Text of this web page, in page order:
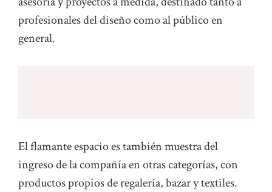
profesionales del diseño como al público en
general.
El flamante espacio es también muestra del
ingreso de la compañía en otras categorías, con
productos propios de regalería, bazar y textiles.